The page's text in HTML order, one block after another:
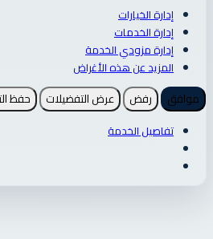
إدارة الخيارات
إدارة الخدمات
إدارة مزودي الخدمة
المزيد عن هذه الأغراض
موافق رفض عرض التفضيلات حفظ
تفاصيل الخدمة